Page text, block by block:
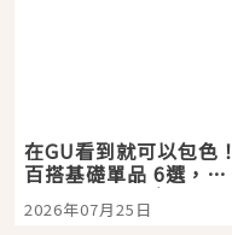
在GU看到就可以包色！
百搭基礎單品 6選，閉
眼全收也不心疼
2026年07月25日